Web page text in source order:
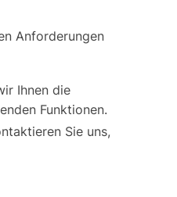
Anforderungen
Ihnen die
Funktionen.
Sie uns,